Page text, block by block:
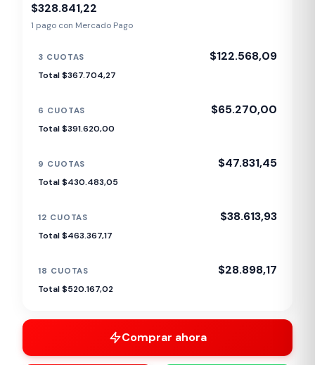
$328.841,22
1 pago con Mercado Pago
3 CUOTAS $122.568,09
Total $367.704,27
6 CUOTAS $65.270,00
Total $391.620,00
9 CUOTAS $47.831,45
Total $430.483,05
12 CUOTAS $38.613,93
Total $463.367,17
18 CUOTAS $28.898,17
Total $520.167,02
Comprar ahora